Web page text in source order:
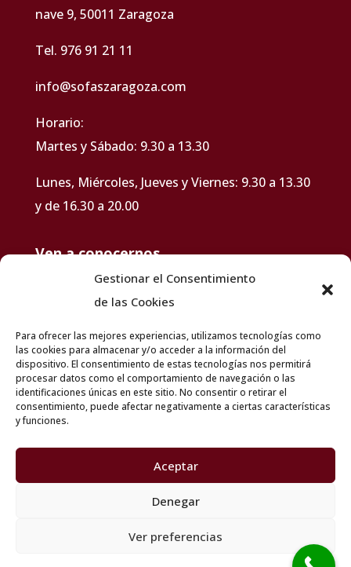
Gestionar el Consentimiento
de las Cookies
Para ofrecer las mejores experiencias, utilizamos tecnologías como
las cookies para almacenar y/o acceder a la información del
dispositivo. El consentimiento de estas tecnologías nos permitirá
procesar datos como el comportamiento de navegación o las
identificaciones únicas en este sitio. No consentir o retirar el
consentimiento, puede afectar negativamente a ciertas características
y funciones.
Aceptar
Denegar
Ver preferencias
nave 9, 50011 Zaragoza
Tel. 976 91 21 11
info@sofaszaragoza.com
Horario:
Martes y Sábado: 9.30 a 13.30
Lunes, Miércoles, Jueves y Viernes: 9.30 a 13.30
y de 16.30 a 20.00
Ven a conocernos
© 2025 Sofás Zaragoza | Agencia de Marketing Digital
Política Protección de Datos